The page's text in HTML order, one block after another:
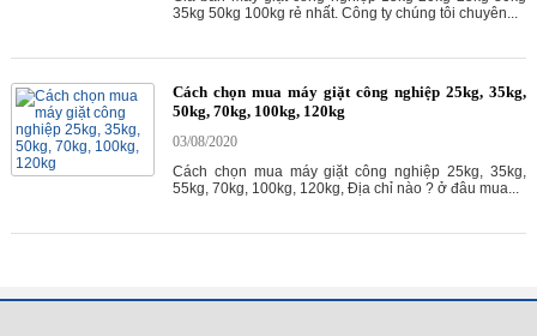
35kg 50kg 100kg rẻ nhất. Công ty chúng tôi chuyên...
Cách chọn mua máy giặt công nghiệp 25kg, 35kg,
50kg, 70kg, 100kg, 120kg
03/08/2020
Cách chọn mua máy giặt công nghiệp 25kg, 35kg,
55kg, 70kg, 100kg, 120kg, Địa chỉ nào ? ở đâu mua...